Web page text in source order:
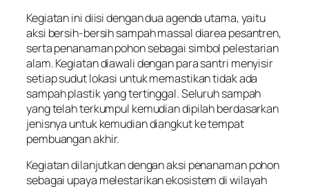
Kegiatan ini diisi dengan dua agenda utama, yaitu
aksi bersih-bersih sampah massal diarea pesantren,
serta penanaman pohon sebagai simbol pelestarian
alam. Kegiatan diawali dengan para santri menyisir
setiap sudut lokasi untuk memastikan tidak ada
sampah plastik yang tertinggal. Seluruh sampah
yang telah terkumpul kemudian dipilah berdasarkan
jenisnya untuk kemudian diangkut ke tempat
pembuangan akhir.
Kegiatan dilanjutkan dengan aksi penanaman pohon
sebagai upaya melestarikan ekosistem di wilayah